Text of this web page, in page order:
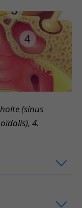
(sinus
4.
om te
om te